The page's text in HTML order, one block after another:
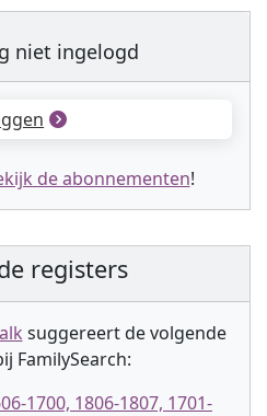
niet ingelogd
de abonnementen!
registers
suggereert de volgende
FamilySearch:
1700, 1806-1807, 1701-